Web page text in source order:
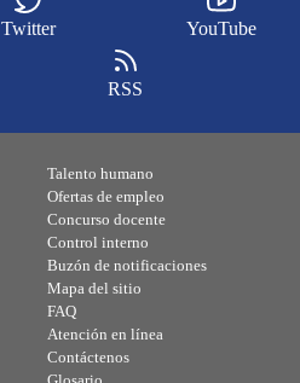
Twitter YouTube
RSS
Talento humano
Ofertas de empleo
Concurso docente
Control interno
Buzón de notificaciones
Mapa del sitio
FAQ
Atención en línea
Contáctenos